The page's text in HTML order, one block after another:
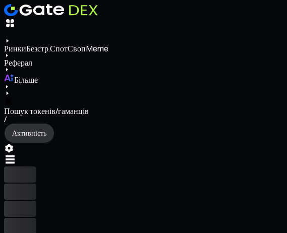
РинкиБезстр.СпотСвопMeme
Реферал
Більше
Пошук токенів/гаманців
/
Активність